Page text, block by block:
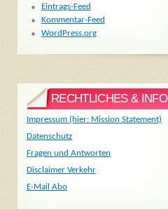
Eintrags-Feed
Kommentar-Feed
WordPress.org
RECHTLICHES & INFO
Impressum (hier: Mission Statement)
Datenschutz
Fragen und Antworten
Disclaimer Verkehr
E-Mail Abo